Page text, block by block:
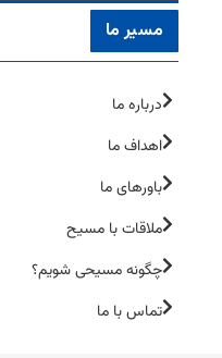
مسیر ما
درباره ما
اهداف ما
باورهای ما
ملاقات با مسیح
چگونه مسیحی شویم؟
تماس با ما